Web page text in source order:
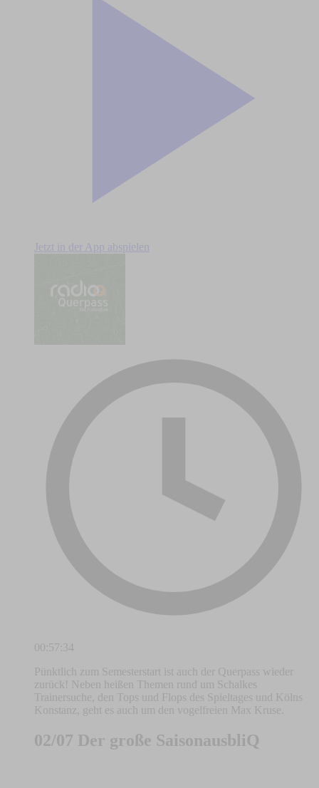
Jetzt in der App abspielen
00:57:34
Pünktlich zum Semesterstart ist auch der Querpass wieder
zurück! Neben heißen Themen rund um Schalkes
Trainersuche, den Tops und Flops des Spieltages und Kölns
Konstanz, geht es auch um den vogelfreien Max Kruse.
02/07 Der große SaisonausbliQ